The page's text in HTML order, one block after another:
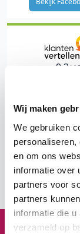
Wij maken
We gebruiken
en om ons
informatie over
partners voor
partners
informatie die
verzameld op
9.3 / 10
"Een
helemaal
Hans
Bekijk